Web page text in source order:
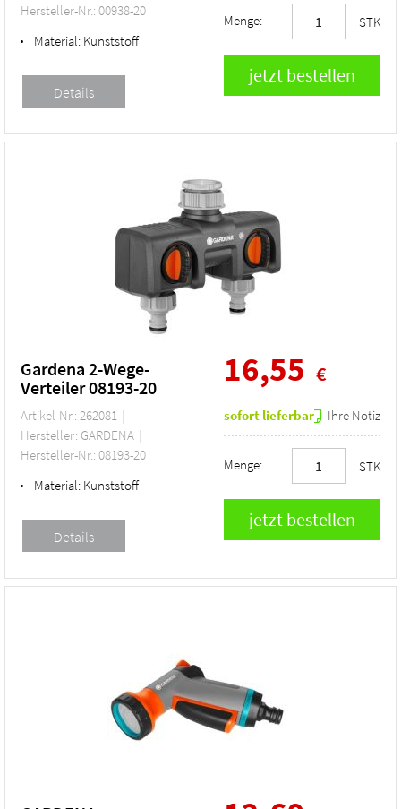
Hersteller-Nr.: 00938-20
• Material: Kunststoff
Menge: STK
Gardena 2-Wege-
Verteiler 08193-20
Artikel-Nr.: 262081
Hersteller: GARDENA
Hersteller-Nr.: 08193-20
• Material: Kunststoff
16,55 €
sofort lieferbar Ihre Notiz
Menge: STK